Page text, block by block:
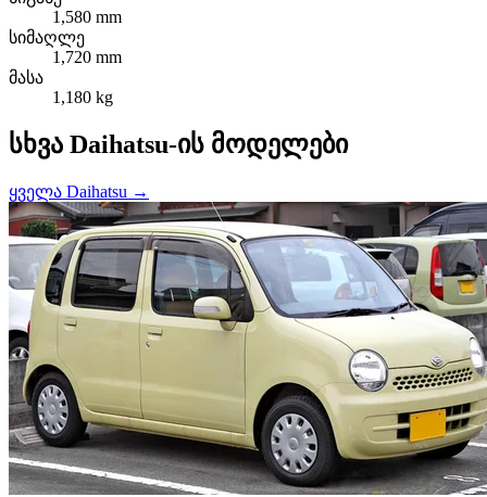
1,580 mm
სიმაღლე
1,720 mm
მასა
1,180 kg
სხვა Daihatsu-ის მოდელები
ყველა Daihatsu →